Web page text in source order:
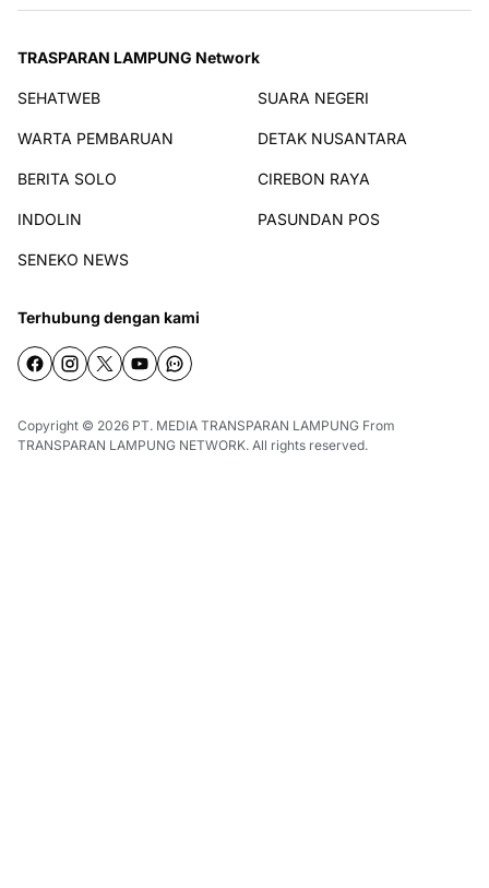
TRASPARAN LAMPUNG Network
SEHATWEB SUARA NEGERI
WARTA PEMBARUAN DETAK NUSANTARA
BERITA SOLO CIREBON RAYA
INDOLIN PASUNDAN POS
SENEKO NEWS
Terhubung dengan kami
Copyright © 2026 PT. MEDIA TRANSPARAN LAMPUNG From
TRANSPARAN LAMPUNG NETWORK. All rights reserved.